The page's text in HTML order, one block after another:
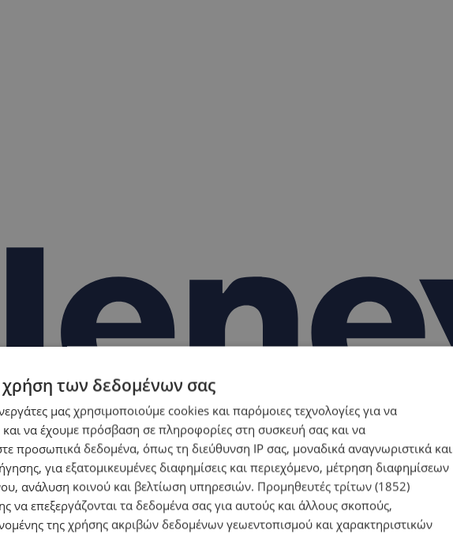
των δεδομένων σας
μας χρησιμοποιούμε cookies και παρόμοιες τεχνολογίες για να
να έχουμε πρόσβαση σε πληροφορίες στη συσκευή σας και να
προσωπικά δεδομένα, όπως τη διεύθυνση IP σας, μοναδικά αναγνωριστικά και
για εξατομικευμένες διαφημίσεις και περιεχόμενο, μέτρηση διαφημίσεων
ανάλυση κοινού και βελτίωση υπηρεσιών. Προμηθευτές τρίτων (1852)
να επεξεργάζονται τα δεδομένα σας για αυτούς και άλλους σκοπούς,
της χρήσης ακριβών δεδομένων γεωεντοπισμού και χαρακτηριστικών